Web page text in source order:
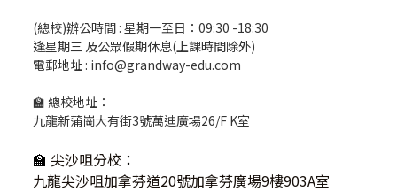
(總校)辦公時間 : 星期一至日：09:30 -18:30
逢星期三 及公眾假期休息(上課時間除外)
電郵地址 : info@grandway-edu.com
🏫 總校地址：
九龍新蒲崗大有街3號萬迪廣場26/F K室
🏫 尖沙咀分校 ：
九龍尖沙咀加拿芬道20號加拿芬廣場9樓903A室